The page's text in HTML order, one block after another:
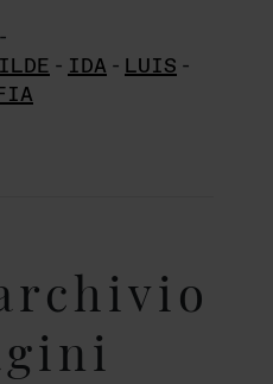
-
- IDA - LUIS -